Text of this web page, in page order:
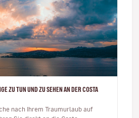
ZU TUN UND ZU SEHEN AN DER COSTA
nach Ihrem Traumurlaub auf